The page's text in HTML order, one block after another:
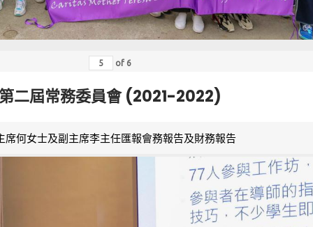
of 6
二屆常務委員會 (2021-2022)
席何女士及副主席李主任匯報會務報告及財務報告